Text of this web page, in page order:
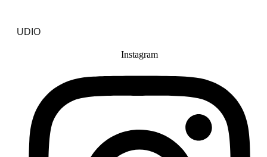
UDIO
Instagram